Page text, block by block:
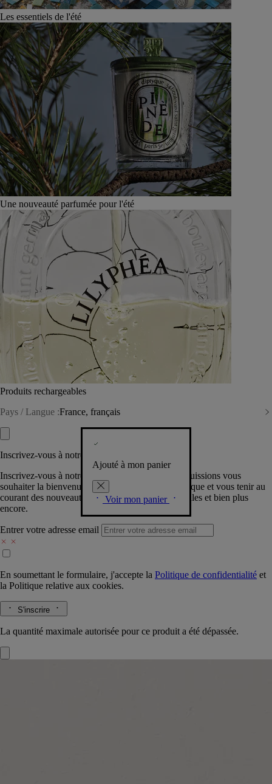
Les essentiels de l'été
Une nouveauté parfumée pour l'été
Produits rechargeables
Pays / Langue :France, français
Ajouté à mon panier
Voir mon panier
Inscrivez-vous à notre Newsletter
Inscrivez-vous à notre newsletter pour que nous puissions vous
souhaiter la bienvenue dans la communauté Diptyque et vous tenir au
courant des nouveautés, événements, offres spéciales et bien plus
encore.
Entrer votre adresse email
En soumettant le formulaire, j'accepte la Politique de confidentialité et
la Politique relative aux cookies.
S'inscrire
La quantité maximale autorisée pour ce produit a été dépassée.